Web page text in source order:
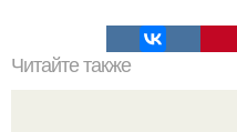
Читайте также